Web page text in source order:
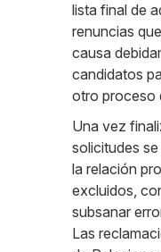
lista final de
renuncias
causa
candidatos
otro proceso
Una vez
solicitudes
la relación
excluidos,
subsanar
Las